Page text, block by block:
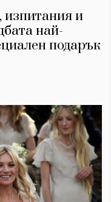
изпитания и
най-
подарък